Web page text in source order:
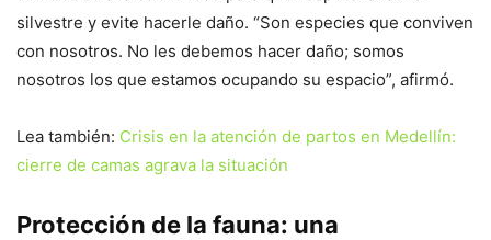
silvestre y evite hacerle daño. “Son especies que conviven
con nosotros. No les debemos hacer daño; somos
nosotros los que estamos ocupando su espacio”, afirmó.
Lea también: Crisis en la atención de partos en Medellín:
cierre de camas agrava la situación
Protección de la fauna: una